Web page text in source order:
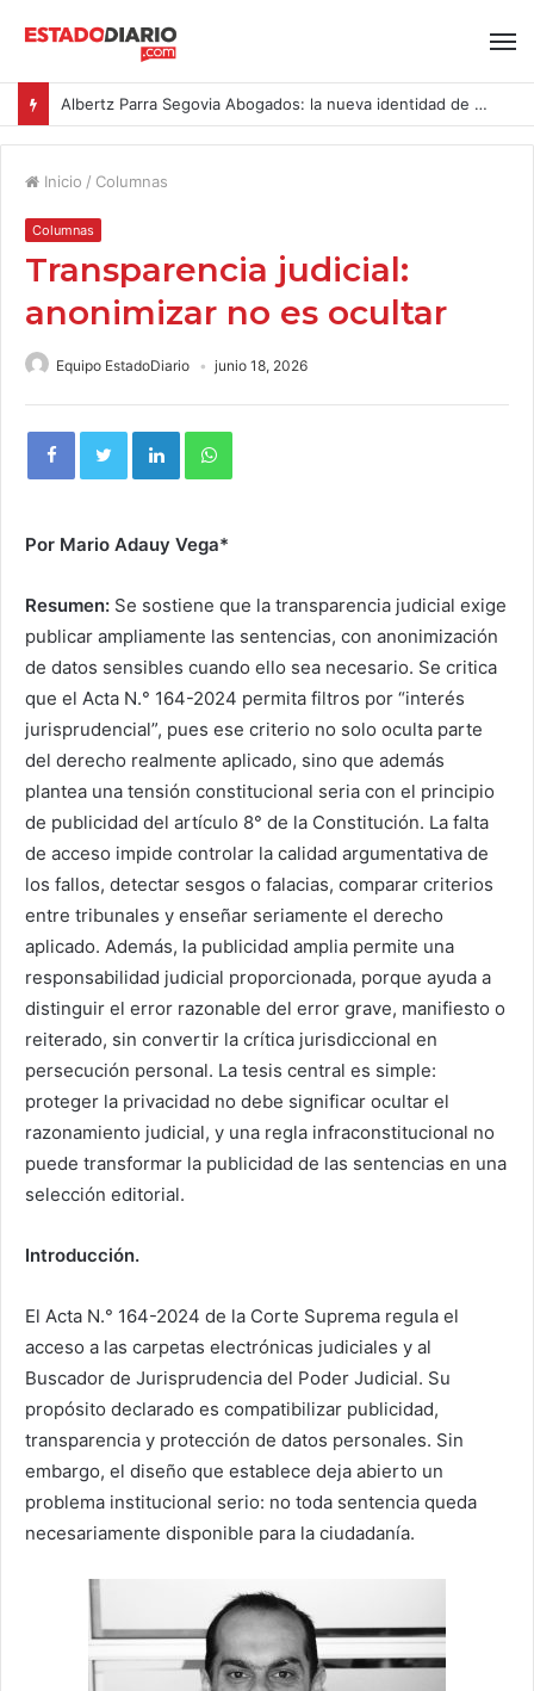
Albertz Parra Segovia Abogados: la nueva identidad de Segovia Consulting
Inicio / Columnas
Columnas
Transparencia judicial:
anonimizar no es ocultar
Equipo EstadoDiario junio 18, 2026
Por Mario Adauy Vega*
Resumen: Se sostiene que la transparencia judicial exige
publicar ampliamente las sentencias, con anonimización
de datos sensibles cuando ello sea necesario. Se critica
que el Acta N.° 164-2024 permita filtros por “interés
jurisprudencial”, pues ese criterio no solo oculta parte
del derecho realmente aplicado, sino que además
plantea una tensión constitucional seria con el principio
de publicidad del artículo 8° de la Constitución. La falta
de acceso impide controlar la calidad argumentativa de
los fallos, detectar sesgos o falacias, comparar criterios
entre tribunales y enseñar seriamente el derecho
aplicado. Además, la publicidad amplia permite una
responsabilidad judicial proporcionada, porque ayuda a
distinguir el error razonable del error grave, manifiesto o
reiterado, sin convertir la crítica jurisdiccional en
persecución personal. La tesis central es simple:
proteger la privacidad no debe significar ocultar el
razonamiento judicial, y una regla infraconstitucional no
puede transformar la publicidad de las sentencias en una
selección editorial.
Introducción.
El Acta N.° 164-2024 de la Corte Suprema regula el
acceso a las carpetas electrónicas judiciales y al
Buscador de Jurisprudencia del Poder Judicial. Su
propósito declarado es compatibilizar publicidad,
transparencia y protección de datos personales. Sin
embargo, el diseño que establece deja abierto un
problema institucional serio: no toda sentencia queda
necesariamente disponible para la ciudadanía.